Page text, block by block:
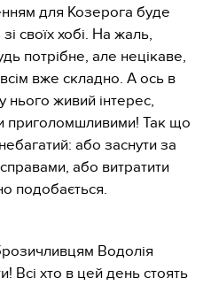
для Козерога буде
своїх хобі. На жаль,
потрібне, але нецікаве,
вже складно. А ось в
живий інтерес,
приголомшливими! Так що
або заснути за
або витратити
подобається.
Водолія
Всі хто в цей день стоять